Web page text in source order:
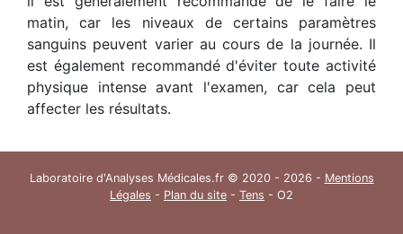
matin, car les niveaux de certains paramètres
sanguins peuvent varier au cours de la journée. Il
est également recommandé d'éviter toute activité
physique intense avant l'examen, car cela peut
affecter les résultats.
Laboratoire d'Analyses Médicales.fr © 2020 - 2026 - Mentions
Légales - Plan du site - Tens - O2